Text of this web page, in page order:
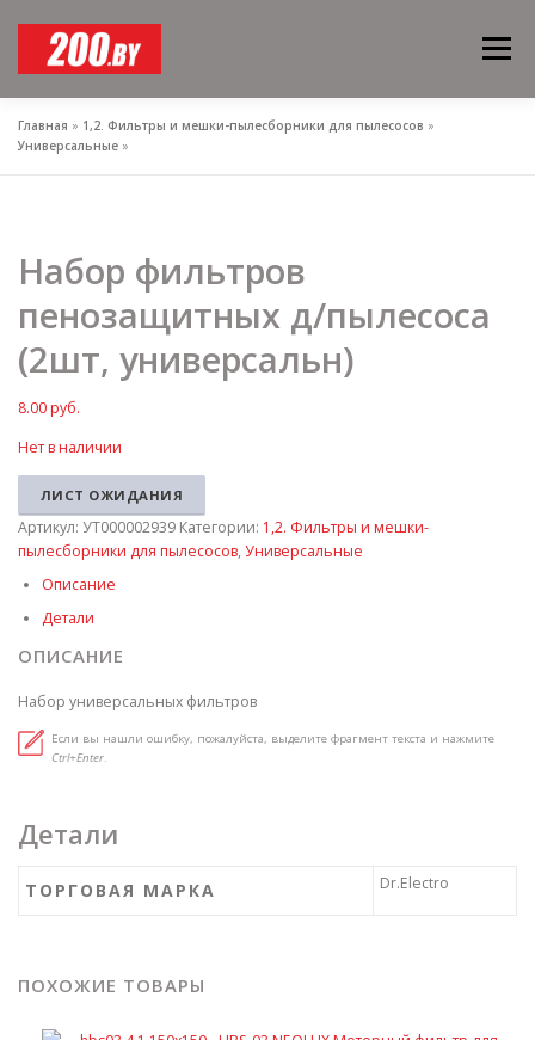
Главная » 1,2. Фильтры и мешки-пылесборники для пылесосов »
Универсальные »
Набор фильтров
пенозащитных д/пылесоса
(2шт, универсальн)
8.00руб.
Нет в наличии
ЛИСТ ОЖИДАНИЯ
Артикул: УТ000002939 Категории: 1,2. Фильтры и мешки-
пылесборники для пылесосов, Универсальные
Описание
Детали
ОПИСАНИЕ
Набор универсальных фильтров
Если вы нашли ошибку, пожалуйста, выделите фрагмент текста и нажмите
Ctrl+Enter.
Детали
ТОРГОВАЯ МАРКА Dr.Electro
ПОХОЖИЕ ТОВАРЫ